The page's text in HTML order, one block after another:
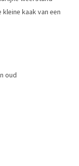
kaak van een
oud